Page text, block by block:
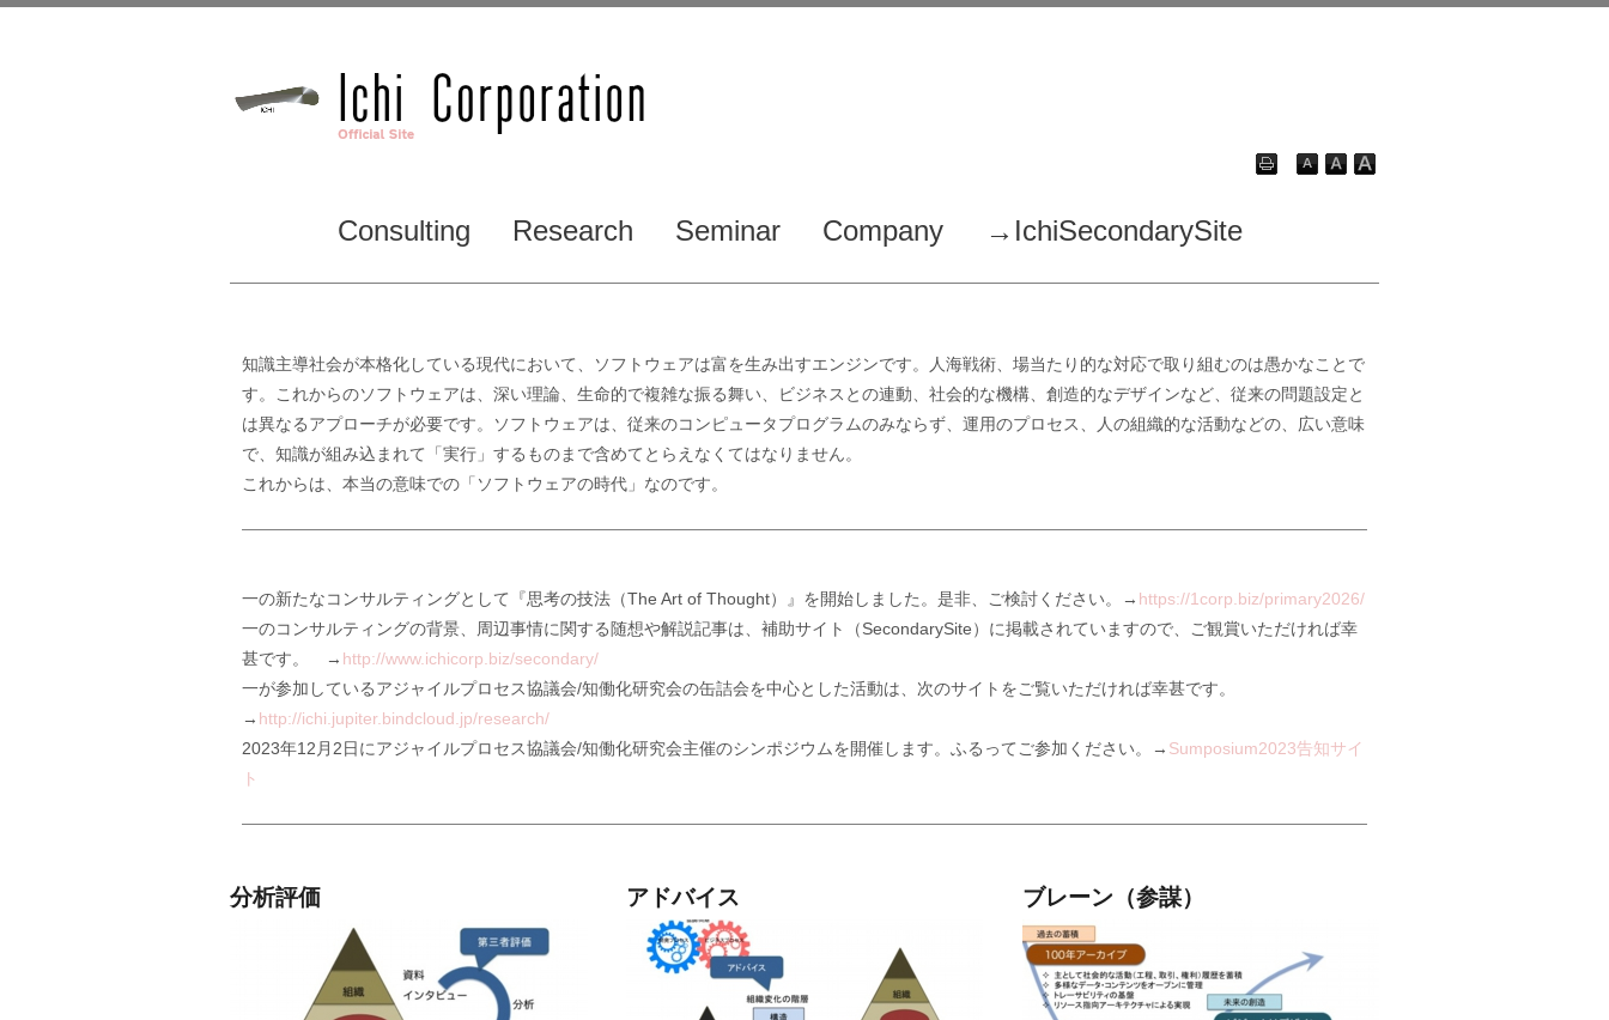
Consulting Research Seminar Company →IchiSecondarySite
知識主導社会が本格化している現代において、ソフトウェアは富を生み出すエンジンです。人海戦術、場当たり的な対応で取り組むのは愚かなことで
す。これからのソフトウェアは、深い理論、生命的で複雑な振る舞い、ビジネスとの連動、社会的な機構、創造的なデザインなど、従来の問題設定と
は異なるアプローチが必要です。ソフトウェアは、従来のコンピュータプログラムのみならず、運用のプロセス、人の組織的な活動などの、広い意味
で、知識が組み込まれて「実行」するものまで含めてとらえなくてはなりません。
これからは、本当の意味での「ソフトウェアの時代」なのです。
一の新たなコンサルティングとして『思考の技法（The Art of Thought）』を開始しました。是非、ご検討ください。→ https://1corp.biz/primary2026/
一のコンサルティングの背景、周辺事情に関する随想や解説記事は、補助サイト（SecondarySite）に掲載されていますので、ご観賞いただければ幸
甚です。 → http://www.ichicorp.biz/secondary/
一が参加しているアジャイルプロセス協議会/知働化研究会の缶詰会を中心とした活動は、次のサイトをご覧いただければ幸甚です。
→ http://ichi.jupiter.bindcloud.jp/research/
2023年12月2日にアジャイルプロセス協議会/知働化研究会主催のシンポジウムを開催します。ふるってご参加ください。→ Sumposium2023告知サイ
ト
分析評価 アドバイス ブレーン（参謀）